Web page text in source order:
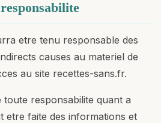
etre tenu responsable des
causes au materiel de
au site recettes-sans.fr.
toute responsabilite quant a
etre faite des informations et